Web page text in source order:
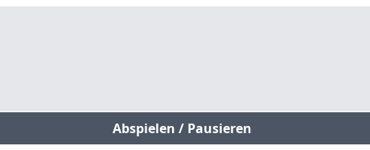
Abspielen / Pausieren